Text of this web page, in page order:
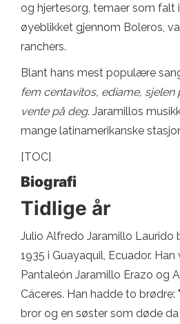
og hjertesorg, temaer som falt
øyeblikket gjennom Boleros,
ranchers.
Blant hans mest populære
fem centavitos, ediame, sjelen
vente på deg. Jaramillos
mange latinamerikanske
[TOC]
Biografi
Tidlige år
Julio Alfredo Jaramillo Laurido
1935 i Guayaquil, Ecuador. Han
Pantaleón Jaramillo Erazo og
Cáceres. Han hadde to brødre:
bror og en søster som døde da